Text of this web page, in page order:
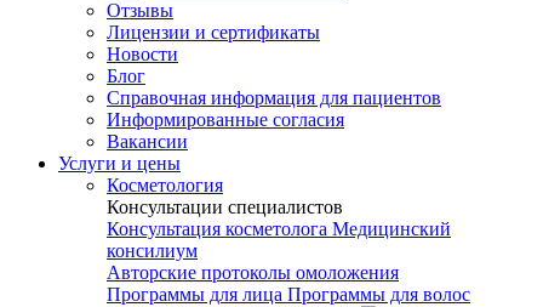
Отзывы
Лицензии и сертификаты
Новости
Блог
Справочная информация для пациентов
Информированные согласия
Вакансии
Услуги и цены
Косметология
Консультации специалистов
Консультация косметолога Медицинский
консилиум
Авторские протоколы омоложения
Программы для лица Программы для волос